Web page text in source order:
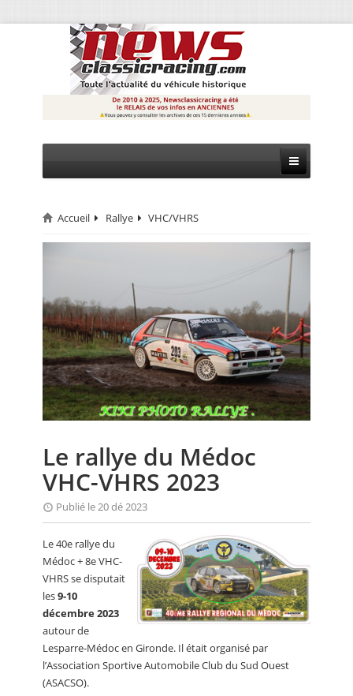
CIRCUIT
EVÈNEMENTS
CALENDRIER
FOCUS
ANNUAIRES
PETITES ANNONCES
Accueil Rallye VHC/VHRS
Le rallye du Médoc
VHC-VHRS 2023
Publié le 20 dé 2023
Le 40e rallye du
Médoc + 8e VHC-
VHRS se disputait
les9-10
décembre 2023
autour de
Lesparre-Médoc en Gironde. Il était organisé par
l’Association Sportive Automobile Club du Sud Ouest
(ASACSO).